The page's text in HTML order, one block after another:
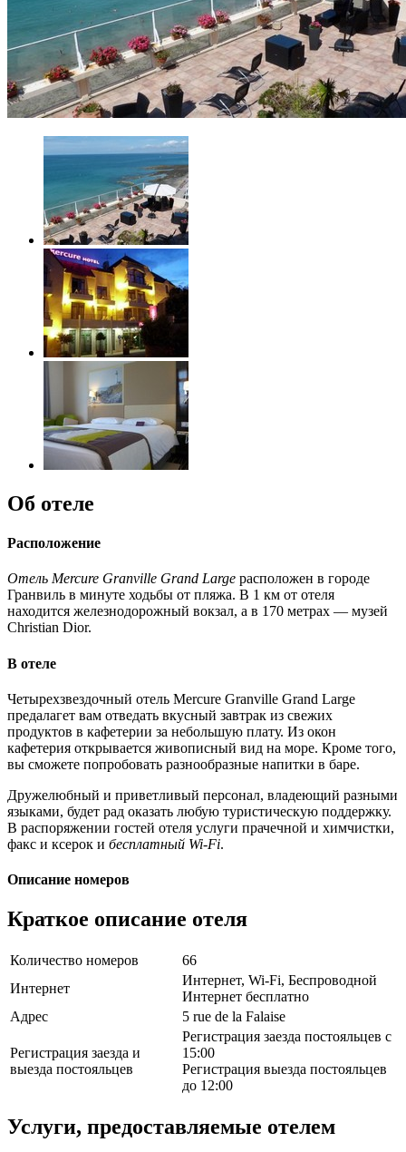
Об отеле
Расположение
Отель Mercure Granville Grand Large расположен в городе
Гранвиль в минуте ходьбы от пляжа. В 1 км от отеля
находится железнодорожный вокзал, а в 170 метрах — музей
Christian Dior.
В отеле
Четырехзвездочный отель Mercure Granville Grand Large
предалагет вам отведать вкусный завтрак из свежих
продуктов в кафетерии за небольшую плату. Из окон
кафетерия открывается живописный вид на море. Кроме того,
вы сможете попробовать разнообразные напитки в баре.
Дружелюбный и приветливый персонал, владеющий разными
языками, будет рад оказать любую туристическую поддержку.
В распоряжении гостей отеля услуги прачечной и химчистки,
факс и ксерок и бесплатный Wi-Fi.
Описание номеров
Краткое описание отеля
Количество номеров
66
Интернет
Интернет, Wi-Fi, Беспроводной
Интернет бесплатно
Адрес
5 rue de la Falaise
Регистрация заезда и
выезда постояльцев
Регистрация заезда постояльцев с
15:00
Регистрация выезда постояльцев
до 12:00
Услуги, предоставляемые отелем